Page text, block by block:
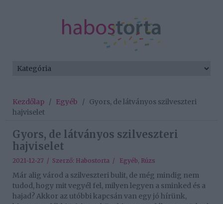
Kezdőlap / Egyéb / Gyors, de látványos szilveszteri
hajviselet
Gyors, de látványos szilveszteri
hajviselet
2021-12-27 / Szerző: Habostorta / Egyéb, Rúzs
Már alig várod a szilveszteri bulit, de még mindig nem
tudod, hogy mit vegyél fel, milyen legyen a sminked és a
hajad? Akkor az utóbbi kapcsán van egy jó hírünk,